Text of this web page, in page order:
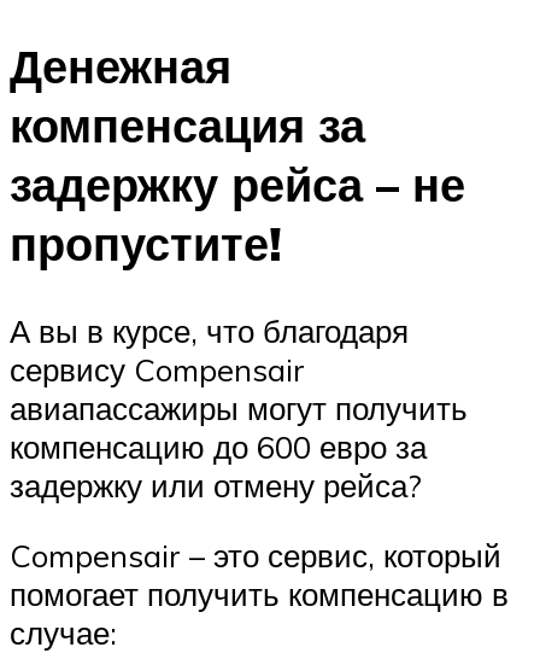
Денежная
компенсация за
задержку рейса – не
пропустите!
А вы в курсе, что благодаря
сервису Compensair
авиапассажиры могут получить
компенсацию до 600 евро за
задержку или отмену рейса?
Compensair – это сервис, который
помогает получить компенсацию в
случае: